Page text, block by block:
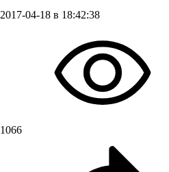
2017-04-18 в 18:42:38
1066